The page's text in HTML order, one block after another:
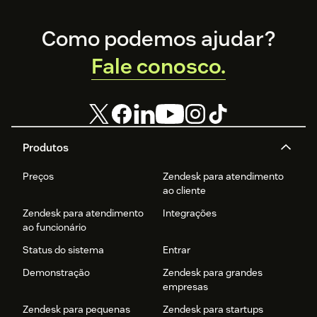
Footer
Produtos
Preços
Zendesk para atendimento
ao cliente
Zendesk para atendimento
ao funcionário
Integrações
Status do sistema
Entrar
Demonstração
Zendesk para grandes
empresas
Zendesk para pequenas
Zendesk para startups
Como podemos ajudar?
Fale conosco.